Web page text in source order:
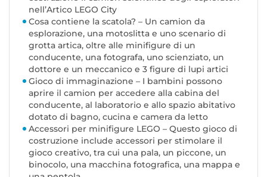
nell’Artico LEGO City
Cosa contiene la scatola? – Un camion da
esplorazione, una motoslitta e uno scenario di
grotta artica, oltre alle minifigure di un
conducente, una fotografa, uno scienziato, un
dottore e un meccanico e 3 figure di lupi artici
Gioco di immaginazione – I bambini possono
aprire il camion per accedere alla cabina del
conducente, al laboratorio e allo spazio abitativo
dotato di bagno, cucina e camera da letto
Accessori per minifigure LEGO – Questo gioco di
costruzione include accessori per stimolare il
gioco creativo, tra cui una pala, un piccone, un
binocolo, una macchina fotografica, una mappa e